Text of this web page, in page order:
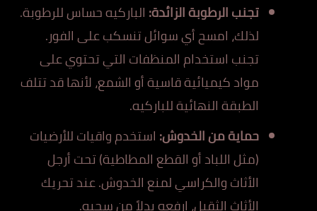
تجنب الرطوبة الزائدة: الباركيه حساس للرطوبة.
لذلك، امسح أي سوائل تنسكب على الفور.
تجنب استخدام المنظفات التي تحتوي على
مواد كيميائية قاسية أو الشمع، لأنها قد تتلف
الطبقة النهائية للباركيه.
حماية من الخدوش: استخدم واقيات للأرضيات
(مثل اللباد أو القطع المطاطية) تحت أرجل
الأثاث والكراسي لمنع الخدوش. عند تحريك
الأثاث الثقيل، ارفعه بدلاً من سحبه.